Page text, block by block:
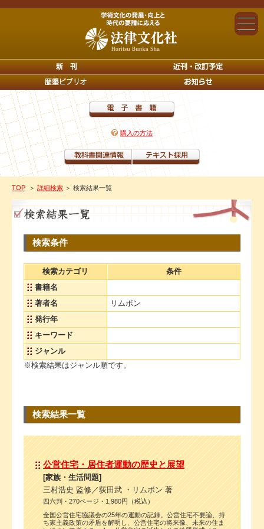
購入の方法
TOP ＞ 詳細検索 ＞ 検索結果一覧
検索条件
検索カテゴリ
条件
書籍名
著者名
リムボン
発行年
キーワード
ジャンル
※検索結果はジャンル順です。
検索結果一覧
公営住宅・居住者運動の歴史と展望
[家族・生活問題]
三村浩史 監修／荻田武 ・リムボン 著
四六判・270ページ・1,980円（税込）
全国公営住宅協議会の25年の運動の記録。公営住宅不要論、持
ち家主義政策の矛盾を解明し、公営住宅の将来像、未来の住ま